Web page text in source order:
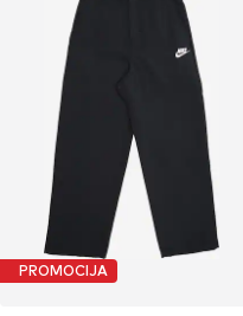
PROMOCIJA